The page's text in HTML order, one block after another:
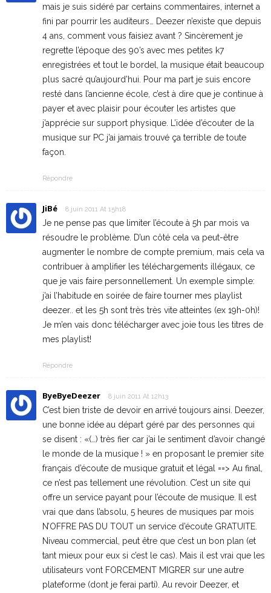
mais je suis sidéré par certains commentaires, internet a
fini par pourrir les auditeurs… Deezer n’existe que depuis
4 ans, comment vous faisiez avant ? Sincèrement je
regrette l’époque des 90’s avec mes petites k7
enregistrées et tout le bordel, la musique était beaucoup
plus sacré qu’aujourd’hui. Pour ma part je suis encore
resté dans l’ancienne école, c’est à dire que je continue à
payer et avec plaisir pour écouter les artistes que
j’apprécie sur support physique. L’idée d’écouter de la
musique sur PC j’ai jamais trouvé ça terrible de toute
façon.
Répondre
JiBé 8 juin 2011 At 15h18
Je ne pense pas que limiter l’écoute à 5h par mois va
résoudre le problème. D’un côté cela va peut-être
augmenter le nombre de compte premium, mais cela va
contribuer à amplifier les téléchargements illégaux, ce
que je vais faire personnellement. Un exemple simple:
j’ai l’habitude en soirée de faire tourner mes playlist
deezer.. et les 5h sont très très vite atteintes (ex 19h-0h)!
Je m’en vais donc télécharger avec joie tous les titres de
mes playlist!
Répondre
ByeByeDeezer 8 juin 2011 At 12h13
C’est bien triste de devoir en arrivé toujours ainsi. Deezer,
une bonne idée au départ géré par des personnes qui
se disent : «(…) très fier car j’ai le sentiment d’avoir changé
le monde de la musique ! » en proposant le premier site
français d’écoute de musique gratuit et légal ==> Au final,
ce n’est pas tellement une révolution. C’est un site qui
offre un service payant pour l’écoute de musique. Il est
vrai que dans l’absolu, 5 heures de musiques par mois
N’OFFRE PAS DU TOUT un service d’écoute GRATUITE.
Niveau commercial, peut être que c’est un bon plan (et
tant mieux pour eux si c’est le cas). Mais il est vrai que les
utilisateurs vont FORCEMENT MIGRER sur une autre
plateforme (dont je ferai parti). Au revoir Deezer, et